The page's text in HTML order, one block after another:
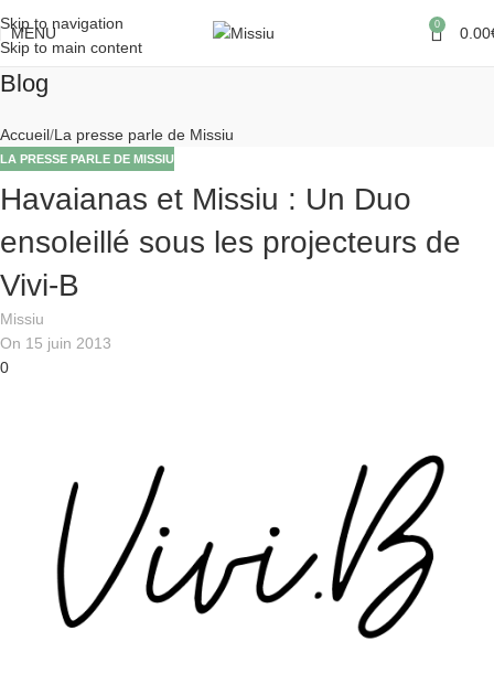
Skip to navigation
Skip to main content
MENU 0 0.00
Blog
Accueil La presse parle de Missiu
LA PRESSE PARLE DE MISSIU
Havaianas et Missiu : Un Duo
ensoleillé sous les projecteurs de
Vivi-B
Missiu
On 15 juin 2013
0